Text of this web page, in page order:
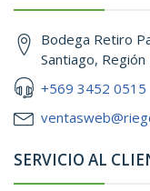
Bodega Retiro
Santiago,
+569 3452 0515
SERVICIO AL